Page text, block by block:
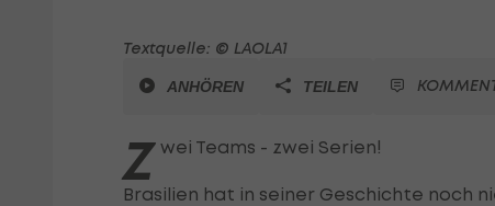
Textquelle: © LAOLA1
ANHÖREN TEILEN
Z wei Teams - zwei Serien!
Brasilien hat in seiner Geschichte noch